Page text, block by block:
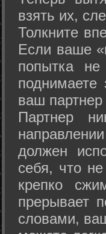
взять их,
Толкните
Если ваше
попытка не
поднимаете
ваш
Партнер
должен
себя, что
крепко
прерывает
словами,